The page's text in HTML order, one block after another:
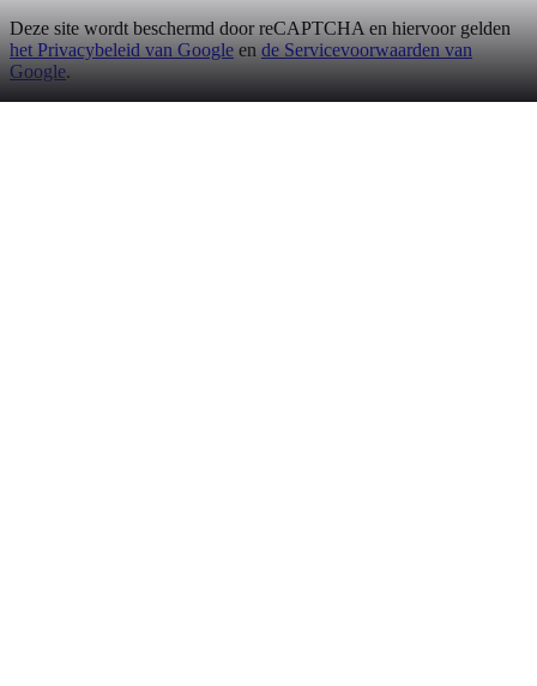
Deze site wordt beschermd door reCAPTCHA en hiervoor gelden
het Privacybeleid van Google en de Servicevoorwaarden van
Google.